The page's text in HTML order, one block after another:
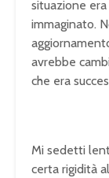
situazione
immaginato.
avrebbe
che era
Mi sedetti
certa rigidità